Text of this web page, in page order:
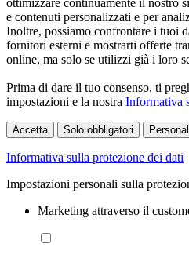
ottimizzare continuamente il nostro
e contenuti personalizzati e per
Inoltre, possiamo confrontare i tuoi
fornitori esterni e mostrarti offerte
online, ma solo se utilizzi già i loro
Prima di dare il tuo consenso, ti
impostazioni e la nostra Informativa
Accetta Solo obbligatori
Informativa sulla protezione dei dati
Impostazioni personali sulla
Marketing attraverso il